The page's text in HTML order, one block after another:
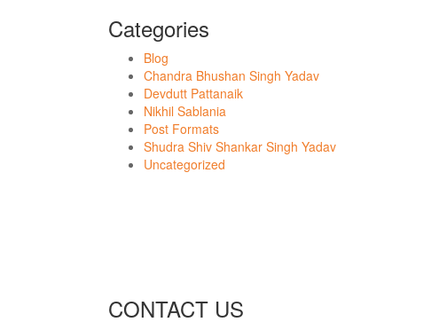
Categories
Blog
Chandra Bhushan Singh Yadav
Devdutt Pattanaik
Nikhil Sablania
Post Formats
Shudra Shiv Shankar Singh Yadav
Uncategorized
CONTACT US